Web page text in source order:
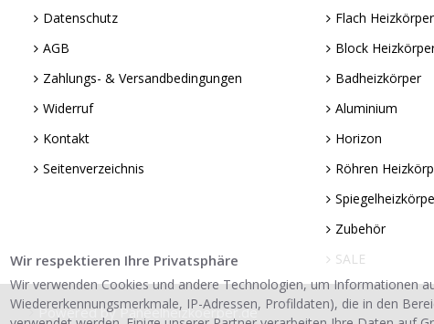
Datenschutz
AGB
Zahlungs- & Versandbedingungen
Widerruf
Kontakt
Seitenverzeichnis
Flach Heizkörper
Block
Badheizkörper
Aluminium
Horizon
Röhren
Zubehör
SALE
Powered by Paneelheizkoerper.de
Wir respektieren Ihre Privatsphäre
Wir verwenden Cookies und andere Technologien, um Informationen
Wiedererkennungsmerkmale, IP-Adressen, Profildaten), die in den